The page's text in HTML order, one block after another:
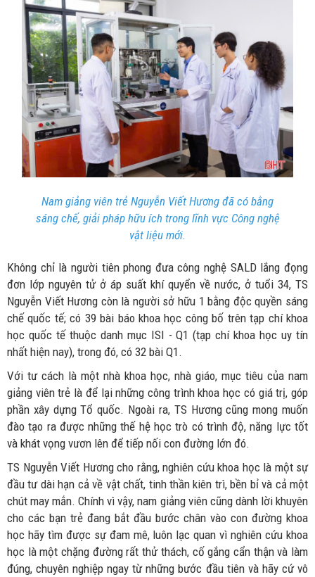
Nam giảng viên trẻ Nguyễn Viết Hương đã có bằng
sáng chế, giải pháp hữu ích trong lĩnh vực Công nghệ
vật liệu mới.
Không chỉ là người tiên phong đưa công nghệ SALD lắng đọng
đơn lớp nguyên tử ở áp suất khí quyển về nước, ở tuổi 34, TS
Nguyễn Viết Hương còn là người sở hữu 1 bằng độc quyền sáng
chế quốc tế; có 39 bài báo khoa học công bố trên tạp chí khoa
học quốc tế thuộc danh mục ISI - Q1 (tạp chí khoa học uy tín
nhất hiện nay), trong đó, có 32 bài Q1.
Với tư cách là một nhà khoa học, nhà giáo, mục tiêu của nam
giảng viên trẻ là để lại những công trình khoa học có giá trị, góp
phần xây dựng Tổ quốc. Ngoài ra, TS Hương cũng mong muốn
đào tạo ra được những thế hệ học trò có trình độ, năng lực tốt
và khát vọng vươn lên để tiếp nối con đường lớn đó.
TS Nguyễn Viết Hương cho rằng, nghiên cứu khoa học là một sự
đầu tư dài hạn cả về vật chất, tinh thần kiên trì, bền bỉ và cả một
chút may mắn. Chính vì vậy, nam giảng viên cũng dành lời khuyên
cho các bạn trẻ đang bắt đầu bước chân vào con đường khoa
học hãy tìm được sự đam mê, luôn lạc quan vì nghiên cứu khoa
học là một chặng đường rất thử thách, cố gắng cẩn thận và làm
đúng, chuyên nghiệp ngay từ những bước đầu tiên và hãy cứ vô